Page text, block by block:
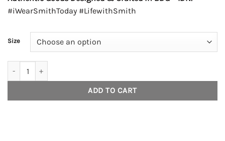
#iWearSmithToday #LifewithSmith
Size
ADD TO CART